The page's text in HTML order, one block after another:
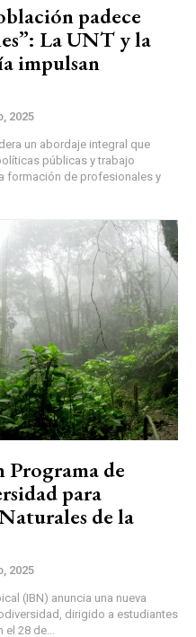
padece
La UNT y la
impulsan
2025
un abordaje integral que
públicas y trabajo
formación de profesionales y
de
para
de la
2025
(IBN) anuncia una nueva
dirigido a estudiantes
28 de...